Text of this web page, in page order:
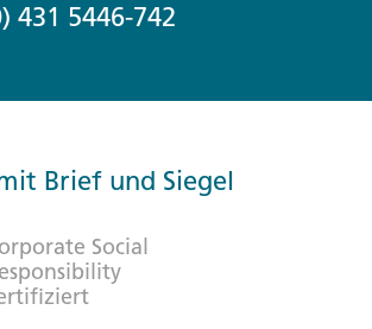
431 5446-742
Brief und Siegel